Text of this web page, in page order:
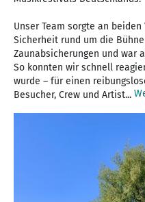
Unser Team sorgte an
Sicherheit rund um die
Zaunabsicherungen und war
So konnten wir schnell
wurde – für einen
Besucher, Crew und Artist...